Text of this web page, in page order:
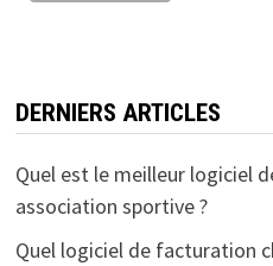
DERNIERS ARTICLES
Quel est le meilleur logiciel
association sportive ?
Quel logiciel de facturation